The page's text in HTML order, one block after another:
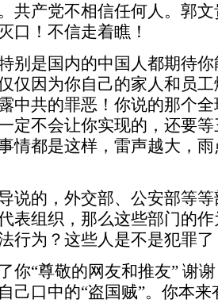
共产党不相信任何人。郭
口！不信走着瞧！
别是国内的中国人都期待
仅因为你自己的家人和员
中共的罪恶！你说的那个
定不会让你实现的，还要
情都是这样，雷声越大，
说的，外交部、公安部等
表组织，那么这些部门的
行为？这些人是不是犯罪了
你“尊敬的网友和推友” 谢
己口中的“盗国贼”。你本